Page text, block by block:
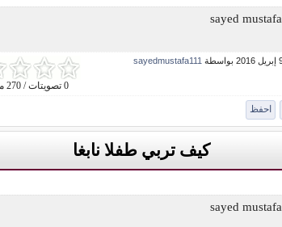
sayed mustafa
0 تصويتات / 270 مشاهدة
sayedmustafa111
احفظ
كيف تربي طفلا نابغا
sayed mustafa